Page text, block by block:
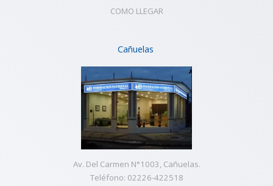
COMO LLEGAR
Cañuelas
Av. Del Carmen N°1003, Cañuelas.
Teléfono: 02226-422518